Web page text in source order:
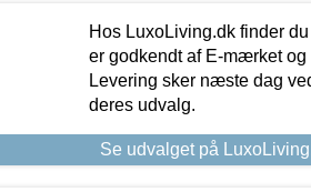
Hos LuxoLiving.dk finder
er godkendt af E-mærket
Levering sker næste dag
deres udvalg.
Se udvalget på